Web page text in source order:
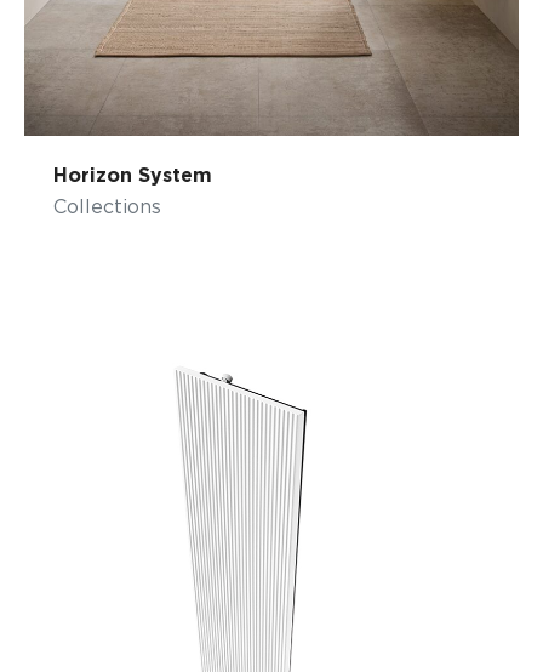
Horizon System
Collections